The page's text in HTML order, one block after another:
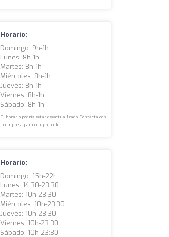
Horario:
Domingo: 9h-1h
Lunes: 8h-1h
Martes: 8h-1h
Miércoles: 8h-1h
Jueves: 8h-1h
Viernes: 8h-1h
Sábado: 8h-1h
El horario podría estar desactualizado. Contacta con
la empresa para comprobarlo.
Horario:
Domingo: 15h-22h
Lunes: 14:30-23:30
Martes: 10h-23:30
Miércoles: 10h-23:30
Jueves: 10h-23:30
Viernes: 10h-23:30
Sábado: 10h-23:30